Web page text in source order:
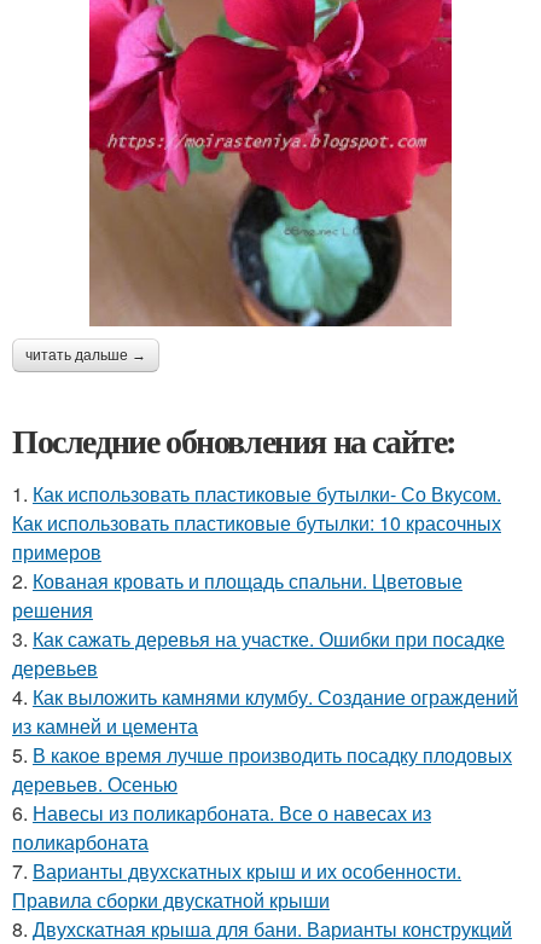
читать дальше →
Последние обновления на сайте:
1. Как использовать пластиковые бутылки- Со Вкусом.
Как использовать пластиковые бутылки: 10 красочных
примеров
2. Кованая кровать и площадь спальни. Цветовые
решения
3. Как сажать деревья на участке. Ошибки при посадке
деревьев
4. Как выложить камнями клумбу. Создание ограждений
из камней и цемента
5. В какое время лучше производить посадку плодовых
деревьев. Осенью
6. Навесы из поликарбоната. Все о навесах из
поликарбоната
7. Варианты двухскатных крыш и их особенности.
Правила сборки двускатной крыши
8. Двухскатная крыша для бани. Варианты конструкций